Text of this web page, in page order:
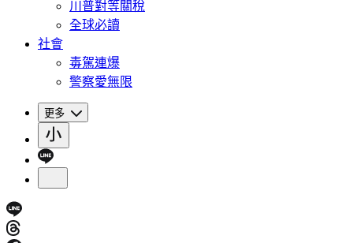
川普對等關稅
全球必讀
社會
毒駕連爆
警察愛無限
更多